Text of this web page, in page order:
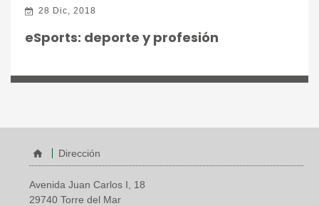
28 Dic, 2018
eSports: deporte y profesión
Dirección
Avenida Juan Carlos I, 18
29740 Torre del Mar